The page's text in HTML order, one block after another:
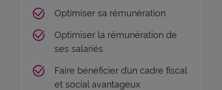
Optimiser sa rémunération
Optimiser la rémunération de
ses salariés
Faire bénéficier d’un cadre fiscal
et social avantageux